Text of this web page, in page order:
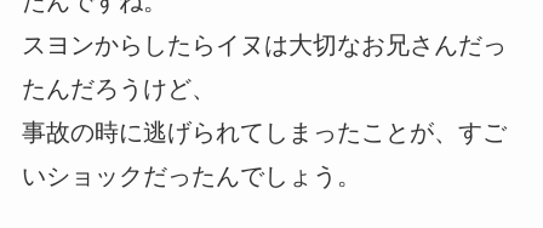
スヨンからしたらイヌは大切なお兄さんだっ
たんだろうけど、
事故の時に逃げられてしまったことが、すご
いショックだったんでしょう。